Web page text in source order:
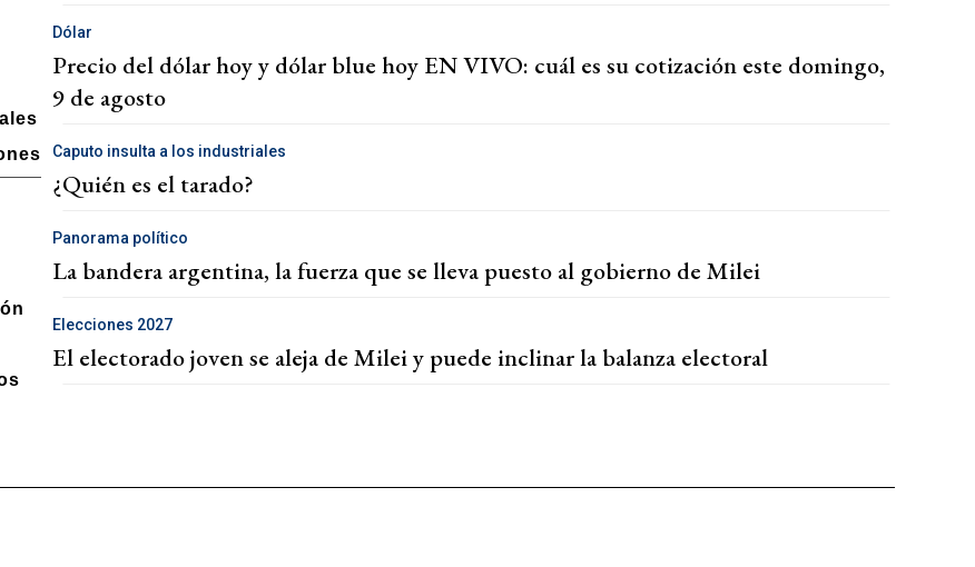
Dólar
Precio del dólar hoy y dólar blue hoy EN VIVO: cuál es su cotización este domingo,
9 de agosto
Caputo insulta a los industriales
¿Quién es el tarado?
Panorama político
La bandera argentina, la fuerza que se lleva puesto al gobierno de Milei
Elecciones 2027
El electorado joven se aleja de Milei y puede inclinar la balanza electoral